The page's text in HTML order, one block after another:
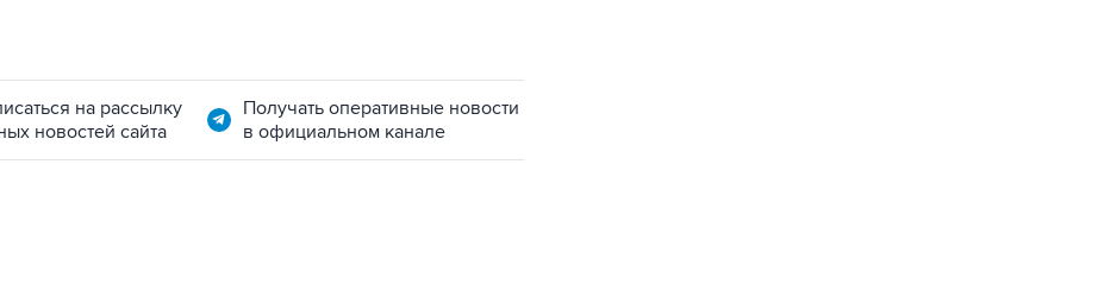
на рассылку
новостей сайта
Получать оперативные новости
в официальном канале